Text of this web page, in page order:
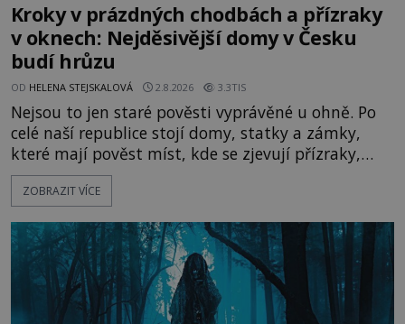
Kroky v prázdných chodbách a přízraky
v oknech: Nejděsivější domy v Česku
budí hrůzu
OD HELENA STEJSKALOVÁ 2.8.2026 3.3TIS
Nejsou to jen staré pověsti vyprávěné u ohně. Po
celé naší republice stojí domy, statky a zámky,
které mají pověst míst, kde se zjevují přízraky,
ozývají nevysvětlitelné zvuky nebo se dějí podivné
jevy. Zatímco historici většinou hledají racionální
lokality vykazují nápadně podobná svědectví po
celé generace. A právě tato opakující se svědectví
ZOBRAZIT VÍCE